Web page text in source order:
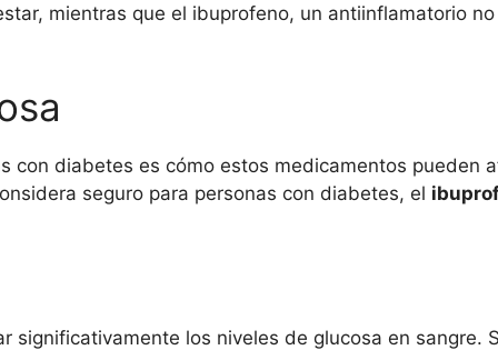
mientras que el ibuprofeno, un antiinflamatorio
con diabetes es cómo estos medicamentos pueden
seguro para personas con diabetes, el
los niveles de glucosa en sangre.